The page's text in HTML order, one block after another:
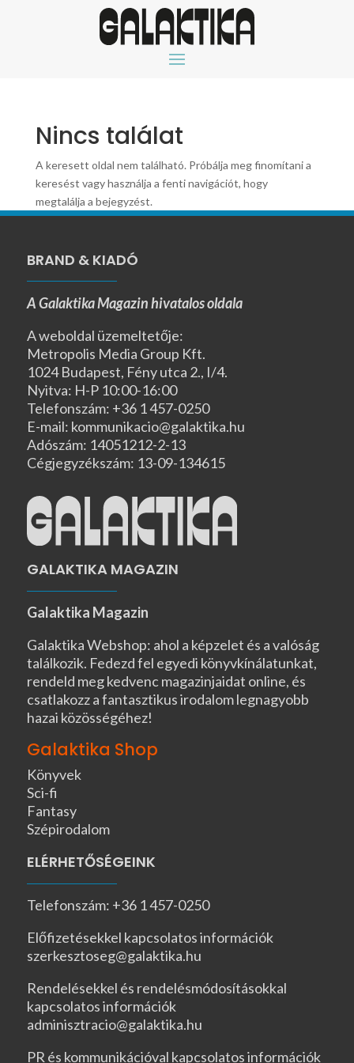
Nincs találat
A keresett oldal nem található. Próbálja meg finomítani a
keresést vagy használja a fenti navigációt, hogy
megtalálja a bejegyzést.
BRAND & KIADÓ
A Galaktika Magazin hivatalos oldala
A weboldal üzemeltetője:
Metropolis Media Group Kft.
1024 Budapest, Fény utca 2., I/4.
Nyitva: H-P 10:00-16:00
Telefonszám: +36 1 457-0250
E-mail: kommunikacio@galaktika.hu
Adószám: 14051212-2-13
Cégjegyzékszám: 13-09-134615
GALAKTIKA MAGAZIN
Galaktika Magazin
Galaktika Webshop: ahol a képzelet és a valóság
találkozik. Fedezd fel egyedi könyvkínálatunkat,
rendeld meg kedvenc magazinjaidat online, és
csatlakozz a fantasztikus irodalom legnagyobb
hazai közösségéhez!
Galaktika Shop
Könyvek
Sci-fi
Fantasy
Szépirodalom
ELÉRHETŐSÉGEINK
Telefonszám: +36 1 457-0250
Előfizetésekkel kapcsolatos információk
szerkesztoseg@galaktika.hu
Rendelésekkel és rendelésmódosításokkal
kapcsolatos információk
adminisztracio@galaktika.hu
PR és kommunikációval kapcsolatos információk